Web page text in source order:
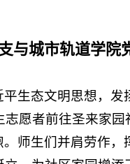
与城市轨道学院
生态文明思想，
愿者前往圣来家
师生们并肩劳作